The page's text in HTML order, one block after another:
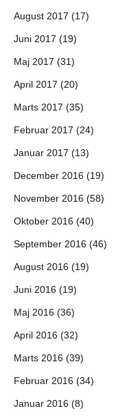
August 2017 (17)
Juni 2017 (19)
Maj 2017 (31)
April 2017 (20)
Marts 2017 (35)
Februar 2017 (24)
Januar 2017 (13)
December 2016 (19)
November 2016 (58)
Oktober 2016 (40)
September 2016 (46)
August 2016 (19)
Juni 2016 (19)
Maj 2016 (36)
April 2016 (32)
Marts 2016 (39)
Februar 2016 (34)
Januar 2016 (8)